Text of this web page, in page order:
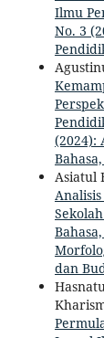
Ilmu
No. 3
(2024):
Asiatul
dan